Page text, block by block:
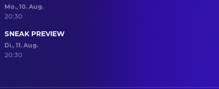
Mo., 10. Aug.
20:30
SNEAK PREVIEW
Di., 11. Aug.
20:30